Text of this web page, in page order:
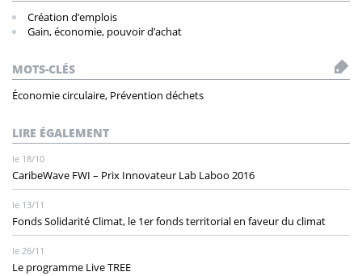
Création d’emplois
Gain, économie, pouvoir d’achat
MOTS-CLÉS
Économie circulaire, Prévention déchets
LIRE ÉGALEMENT
le 18/10
CaribeWave FWI – Prix Innovateur Lab Laboo 2016
le 13/11
Fonds Solidarité Climat, le 1er fonds territorial en faveur du climat
le 26/11
Le programme Live TREE